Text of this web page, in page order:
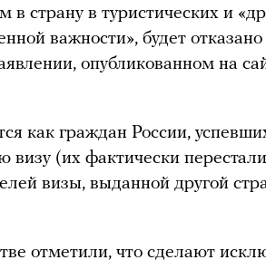
страну в туристических и
важности», будет
опубликованном на
как граждан России,
визу (их фактически
визы, выданной другой
отметили, что сделают